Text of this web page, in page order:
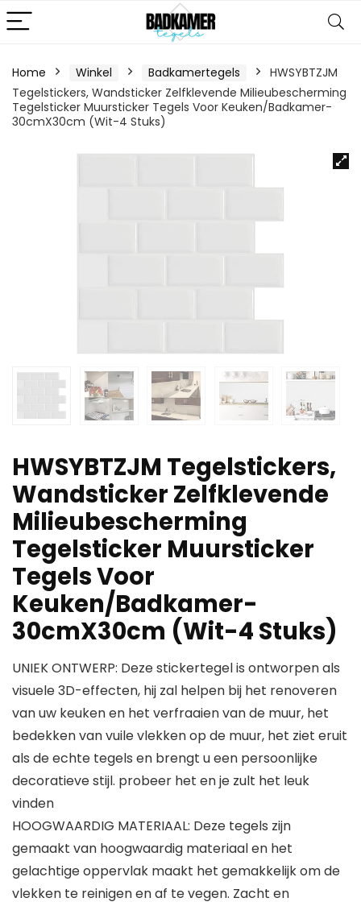
Home Winkel Badkamertegels
HWSYBTZJM
Tegelstickers, Wandsticker Zelfklevende Milieubescherming
Tegelsticker Muursticker Tegels Voor Keuken/Badkamer-
30cmX30cm (Wit-4 Stuks)
HWSYBTZJM Tegelstickers,
Wandsticker Zelfklevende
Milieubescherming
Tegelsticker Muursticker
Tegels Voor
Keuken/Badkamer-
30cmX30cm (Wit-4 Stuks)
UNIEK ONTWERP: Deze stickertegel is ontworpen als
visuele 3D-effecten, hij zal helpen bij het renoveren
van uw keuken en het verfraaien van de muur, het
bedekken van vuile vlekken op de muur, het ziet eruit
als de echte tegels en brengt u een persoonlijke
decoratieve stijl. probeer het en je zult het leuk
vinden
HOOGWAARDIG MATERIAAL: Deze tegels zijn
gemaakt van hoogwaardig materiaal en het
gelachtige oppervlak maakt het gemakkelijk om de
vlekken te reinigen en af ​​te vegen. Zacht en